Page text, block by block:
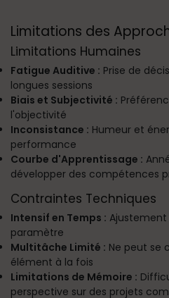
Limitations des
Limitations Humaines
Fatigue Auditive : Prise de
longues sessions
Biais et Subjectivité :
l'objectivité
Inconsistance : Humeur et
performance
Courbe d'Apprentissage :
développer des compétences
Contraintes Techniques
Intensif en Temps :
paramètre
Multitâche Limité : Ne peut se
élément à la fois
Limitations de Mémoire :
perspective sur des projets